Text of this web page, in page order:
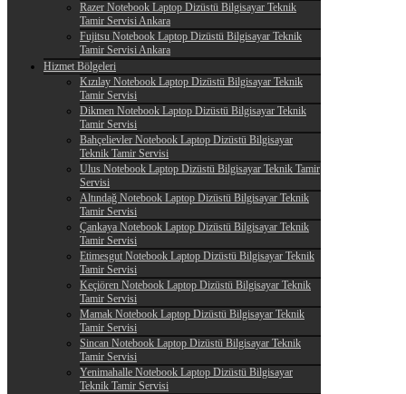
Razer Notebook Laptop Dizüstü Bilgisayar Teknik
Tamir Servisi Ankara
Fujitsu Notebook Laptop Dizüstü Bilgisayar Teknik
Tamir Servisi Ankara
Hizmet Bölgeleri
Kızılay Notebook Laptop Dizüstü Bilgisayar Teknik
Tamir Servisi
Dikmen Notebook Laptop Dizüstü Bilgisayar Teknik
Tamir Servisi
Bahçelievler Notebook Laptop Dizüstü Bilgisayar
Teknik Tamir Servisi
Ulus Notebook Laptop Dizüstü Bilgisayar Teknik Tamir
Servisi
Altındağ Notebook Laptop Dizüstü Bilgisayar Teknik
Tamir Servisi
Çankaya Notebook Laptop Dizüstü Bilgisayar Teknik
Tamir Servisi
Etimesgut Notebook Laptop Dizüstü Bilgisayar Teknik
Tamir Servisi
Keçiören Notebook Laptop Dizüstü Bilgisayar Teknik
Tamir Servisi
Mamak Notebook Laptop Dizüstü Bilgisayar Teknik
Tamir Servisi
Sincan Notebook Laptop Dizüstü Bilgisayar Teknik
Tamir Servisi
Yenimahalle Notebook Laptop Dizüstü Bilgisayar
Teknik Tamir Servisi